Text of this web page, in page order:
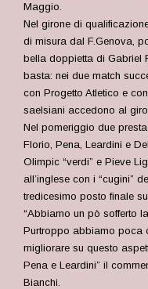
Maggio.
Nel girone di
di misura dal F.Genova,
bella doppietta di Gabriel
basta: nei due match
con Progetto Atletico e
saelsiani accedono al
Nel pomeriggio due
Florio, Pena, Leardini e
Olimpic “verdi” e Pieve
all’inglese con i “cugini”
tredicesimo posto finale
“Abbiamo un pò sofferto
Purtroppo abbiamo poca
migliorare su questo
Pena e Leardini” il
Bianchi.